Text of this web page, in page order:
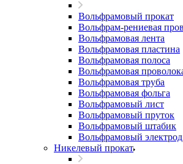
Вольфрамовый прокат
Вольфрам-рениевая
Вольфрамовая лента
Вольфрамовая пластина
Вольфрамовая полоса
Вольфрамовая
Вольфрамовая труба
Вольфрамовая фольга
Вольфрамовый лист
Вольфрамовый пруток
Вольфрамовый штабик
Вольфрамовый электрод
Никелевый прокат